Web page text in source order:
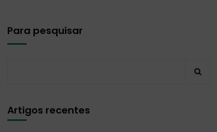
Para pesquisar
Artigos recentes